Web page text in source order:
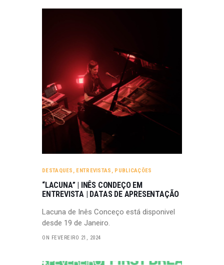
DESTAQUES , ENTREVISTAS , PUBLICAÇÕES
“LACUNA” | INÊS CONDEÇO EM
ENTREVISTA | DATAS DE APRESENTAÇÃO
Lacuna de Inês Conceço está disponivel
desde 19 de Janeiro.
ON FEVEREIRO 21, 2024